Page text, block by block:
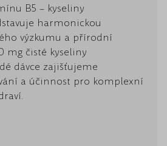
B5 – kyseliny
harmonickou
výzkumu a přírodní
mg čisté kyseliny
dávce zajišťujeme
a účinnost pro komplexní